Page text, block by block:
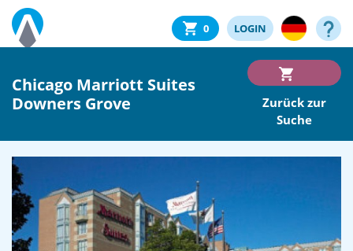
0 LOGIN
Chicago Marriott Suites
Downers Grove
Zurück zur
Suche